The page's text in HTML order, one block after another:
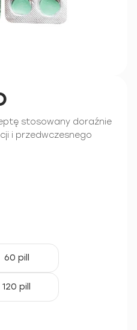
stosowany doraźnie
i przedwczesnego
60 pill
120 pill